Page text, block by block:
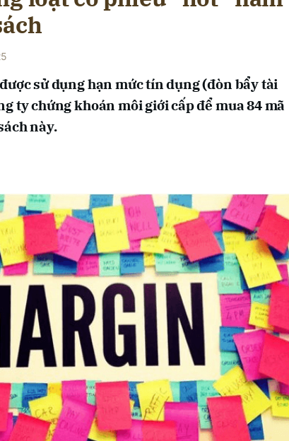
sử dụng hạn mức tín dụng (đòn bẩy tài
ty chứng khoán môi giới cấp để mua 84 mã
này.